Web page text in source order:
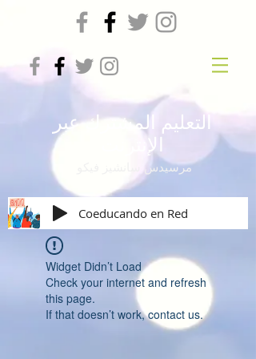
التعليم المشترك عبر
الإنترنت
مرسيدس سانشيز فيكو
Coeducando en Red
Widget Didn’t Load
Check your internet and refresh
this page.
If that doesn’t work, contact us.